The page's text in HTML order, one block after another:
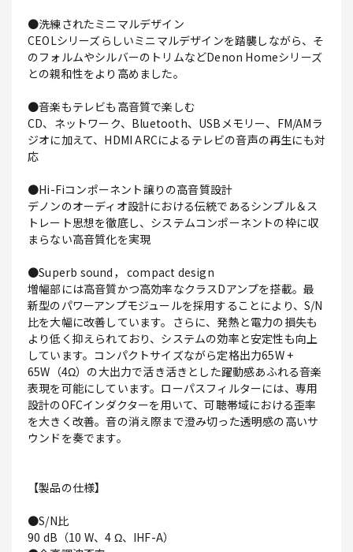
●洗練されたミニマルデザイン
CEOLシリーズらしいミニマルデザインを踏襲しながら、そ
のフォルムやシルバーのトリムなどDenon Homeシリーズ
との親和性をより高めました。
●音楽もテレビも高音質で楽しむ
CD、ネットワーク、Bluetooth、USBメモリー、FM/AMラ
ジオに加えて、HDMI ARCによるテレビの音声の再生にも対
応
●Hi-Fiコンポーネント譲りの高音質設計
デノンのオーディオ設計における伝統であるシンプル＆ス
トレート思想を徹底し、システムコンポーネントの枠に収
まらない高音質化を実現
●Superb sound， compact design
増幅部には高音質かつ高効率なクラスDアンプを搭載。最
新型のパワーアンプモジュールを採用することにより、S/N
比を大幅に改善しています。さらに、発熱と電力の損失も
より低く抑えられており、システムの効率と安定性も向上
しています。コンパクトサイズながら定格出力65W +
65W（4Ω）の大出力で活き活きとした躍動感あふれる音楽
表現を可能にしています。ローパスフィルターには、専用
設計のOFCインダクターを用いて、可聴帯域における歪率
を大きく改善。音の消え際まで澄み切った透明感の高いサ
ウンドを奏でます。
【製品の仕様】
●S/N比
90 dB（10 W、4 Ω、IHF-A）